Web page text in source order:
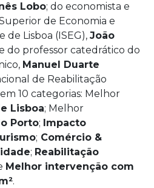
Lobo; do economista e
de Economia e
de Lisboa (ISEG), João
do professor catedrático do
Manuel Duarte
de Reabilitação
10 categorias: Melhor
Lisboa; Melhor
Porto; Impacto
; Comércio &
; Reabilitação
Melhor intervenção com
.